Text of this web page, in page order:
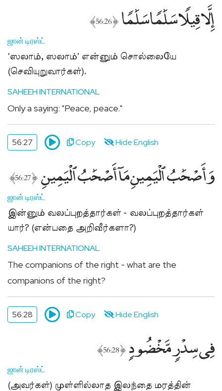
إِلَّا قِيلًۭا سَلَٰمًۭا سَلَٰمًۭا ﴿56:26﴾
ஜான் டிரஸ்ட்
'ஸலாம், ஸலாம்' என்னும் சொல்லையே
(செவியுறுவார்கள்).
SAHEEH INTERNATIONAL
Only a saying: "Peace, peace."
56:27 Copy Hide English
وَأَصْحَٰبُ ٱلْيَمِينِ مَآ أَصْحَٰبُ ٱلْيَمِينِ ﴿56:27﴾
ஜான் டிரஸ்ட்
இன்னும் வலப்புறத்தார்கள் - வலப்புறத்தார்கள்
யார்? (என்பதை அறிவீர்களா?)
SAHEEH INTERNATIONAL
The companions of the right - what are the
companions of the right?
56:28 Copy Hide English
فِى سِدْرٍۢ مَّخْضُودٍۢ ﴿56:28﴾
ஜான் டிரஸ்ட்
(அவர்கள்) முள்ளில்லாத இலந்தை மரத்தின்